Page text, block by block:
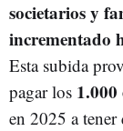
societarios y
incrementado
Esta subida
pagar los 1.000
en 2025 a tener